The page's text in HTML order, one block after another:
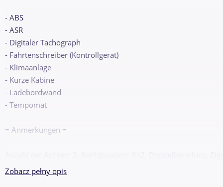
- ABS
- ASR
- Digitaler Tachograph
- Fahrtenschreiber (Kontrollgerät)
- Klimaanlage
- Kurze Kabine
- Ladebordwand
- Tempomat
= Anmerkungen =
26000 kg, Tankinhalt gesamt: 400 liter, Anzahl Sperren: 1,
Zobacz pełny opis